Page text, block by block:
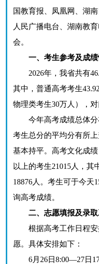
国教育报、凤凰网、湖
人民广播电台、湖南教
会。
一、考生参考及成
2026年，我省共有
其中，普通高考考生
物理类考生30万人），对
今年高考成绩总体分
考生总分的平均分有所
基本持平。高考文化成
以上的考生21015人，其
18876人。考生可于今天
询高考成绩。
二、志愿填报及录
根据高考工作日程安
愿。具体安排如下：
6月26日8:00—27日